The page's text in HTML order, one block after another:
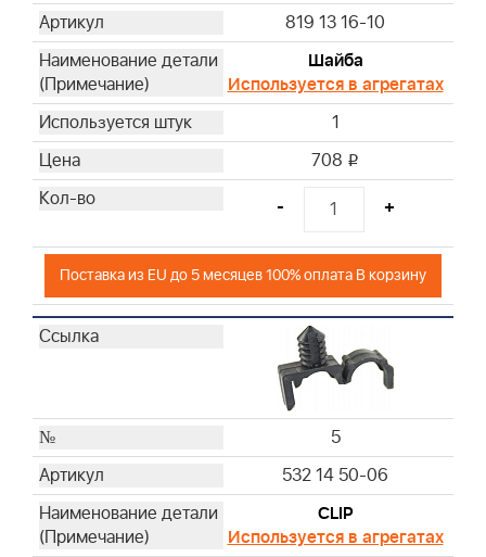
819 13 16-10
Шайба
Используется в агрегатах
1
708 i
- +
Поставка из EU до 5 месяцев 100% оплата В корзину
5
532 14 50-06
CLIP
Используется в агрегатах